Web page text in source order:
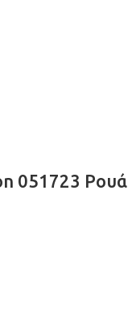
051723 Ρουά